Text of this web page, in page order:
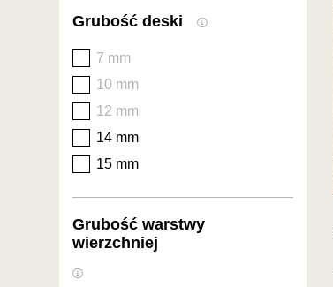
Grubość deski
7 mm
10 mm
12 mm
14 mm
15 mm
Grubość warstwy
wierzchniej